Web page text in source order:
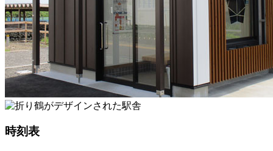
時刻表